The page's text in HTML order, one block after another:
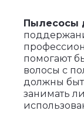
Пылесосы
помогают
волосы с
должны
занимать